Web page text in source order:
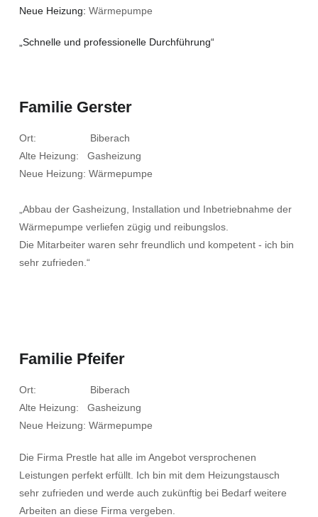
Neue Heizung: Wärmepumpe
„Schnelle und professionelle Durchführung“
Familie Gerster
Ort: Biberach
Alte Heizung: Gasheizung
Neue Heizung: Wärmepumpe
„Abbau der Gasheizung, Installation und Inbetriebnahme der
Wärmepumpe verliefen zügig und reibungslos.
Die Mitarbeiter waren sehr freundlich und kompetent - ich bin
sehr zufrieden.“
Familie Pfeifer
Ort: Biberach
Alte Heizung: Gasheizung
Neue Heizung: Wärmepumpe
Die Firma Prestle hat alle im Angebot versprochenen
Leistungen perfekt erfüllt. Ich bin mit dem Heizungstausch
sehr zufrieden und werde auch zukünftig bei Bedarf weitere
Arbeiten an diese Firma vergeben.